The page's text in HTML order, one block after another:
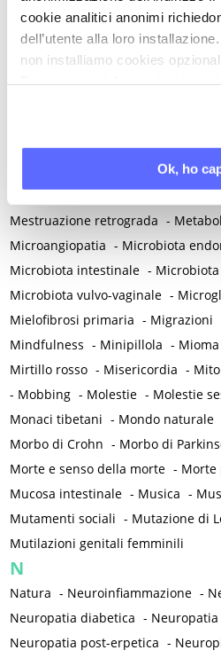
cookie analitici anonimi
dell’utente alla loro
non installiamo cookies
Ok, ho
Medicina di precisione -
Medicina rigenerativa -Medicina
Meditazione
Menopausa
Menopausa iatrogena -
Menopausa temporanea
Mestruazione retrograda -
Microangiopatia - Microbiota
Microbiota intestinale -
Microbiota vulvo-vaginale -
Mielofibrosi primaria - Migrazioni
Mindfulness - Minipillola - Mioma
Mirtillo rosso - Misericordia -
- Mobbing - Molestie - Molestie
Monaci tibetani - Mondo naturale
Morbo di Crohn - Morbo di
Morte e senso della morte - Morte
Mucosa intestinale - Musica -
Mutamenti sociali - Mutazione di
Mutilazioni genitali femminili
N
Natura - Neuroinfiammazione -
Neuropatia diabetica -
Neuropatia post-erpetica -